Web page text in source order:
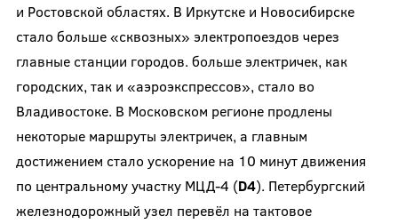
и Ростовской областях. В Иркутске и Новосибирске
стало больше «сквозных» электропоездов через
главные станции городов. больше электричек, как
городских, так и «аэроэкспрессов», стало во
Владивостоке. В Московском регионе продлены
некоторые маршруты электричек, а главным
достижением стало ускорение на 10 минут движения
по центральному участку МЦД-4 (D4). Петербургский
железнодорожный узел перевёл на тактовое